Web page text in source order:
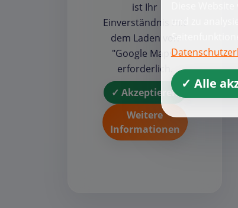
ist Ihr
Einverständnis mit
dem Laden von
"Google Maps"
erforderlich.
✓ Akzeptieren
Weitere
Informationen
und zu
✓ Alle